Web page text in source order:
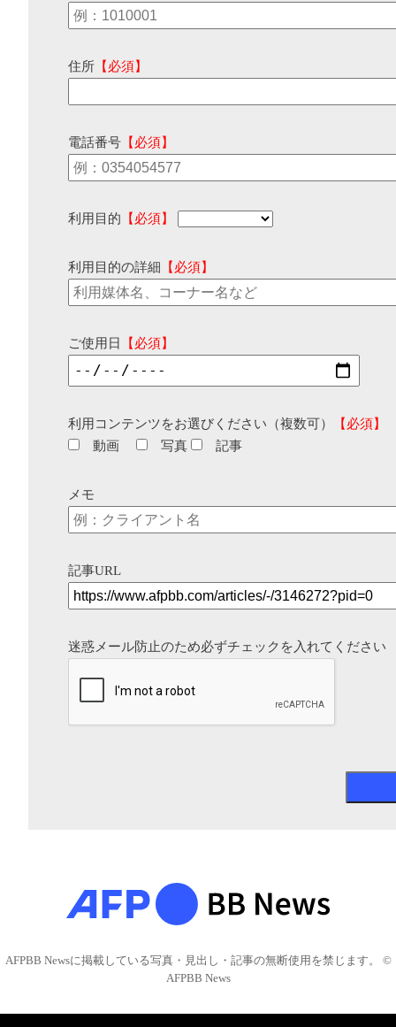
住所 【必須】
電話番号 【必須】
利用目的 【必須】
利用目的の詳細 【必須】
ご使用日 【必須】
利用コンテンツをお選びください（複数可）
【必須】
動画
写真 記事
メモ
記事URL
迷惑メール防止のため必ずチェックを入れてください
AFPBB Newsに掲載している写真・見出し・記事の無断使用を禁じます。 ©
AFPBB News